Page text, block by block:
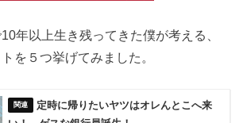
年以上生き残ってきた僕が考える、
を５つ挙げてみました。
定時に帰りたいヤツはオレんとこへ来